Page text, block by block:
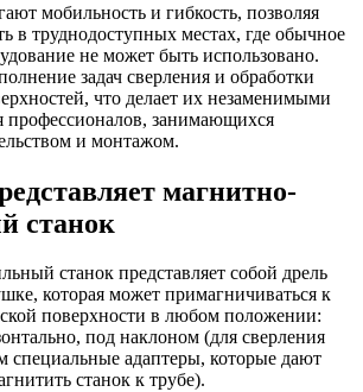
мобильность и гибкость, позволяя
в труднодоступных местах, где обычное
не может быть использовано.
задач сверления и обработки
что делает их незаменимыми
профессионалов, занимающихся
и монтажом.
магнитно-
станок
станок представляет собой дрель
которая может примагничиваться к
поверхности в любом положении:
под наклоном (для сверления
специальные адаптеры, которые дают
станок к трубе).